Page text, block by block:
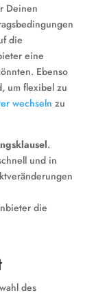
Deinen
die
eine
Ebenso
um flexibel zu
wechseln zu
.
und in
die
des